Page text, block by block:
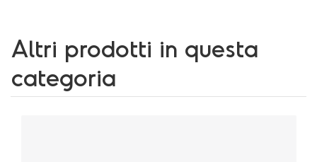
Altri prodotti in questa
categoria